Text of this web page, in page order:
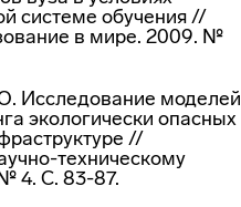
системе обучения //
в мире. 2009. №
Исследование моделей
экологически опасных
//
техническому
4. С. 83-87.